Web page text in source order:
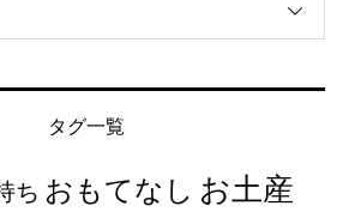
タグ一覧
ち おもてなし お土産